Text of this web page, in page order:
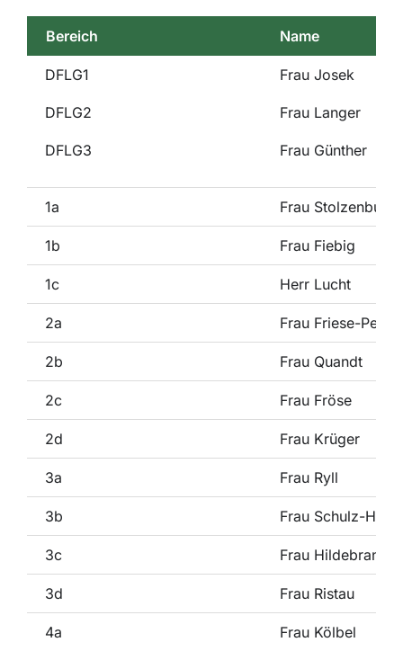
Bereich Name
DFLG1
DFLG2
DFLG3
Frau Josek
Frau Langer
Frau Günther
1a Frau Stolzenburg
1b Frau Fiebig
1c Herr Lucht
2a Frau Friese-Penz
2b Frau Quandt
2c Frau Fröse
2d Frau Krüger
3a Frau Ryll
3b Frau Schulz-
3c Frau Hildebrandt
3d Frau Ristau
4a Frau Kölbel